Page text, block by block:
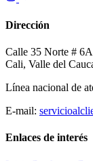
Dirección
Calle 35 Norte #
Cali, Valle del
Línea nacional de
E-mail:
Enlaces de interés